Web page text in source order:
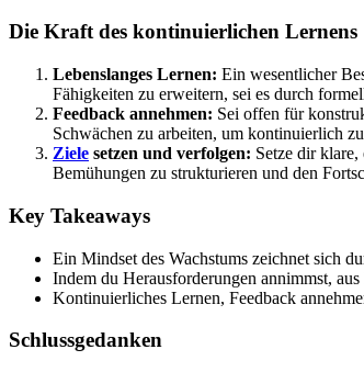
Die Kraft des kontinuierlichen Lernens
Lebenslanges Lernen: Ein wesentlicher
Fähigkeiten zu erweitern, sei es durch
Feedback annehmen: Sei offen für
Schwächen zu arbeiten, um kontinuierlich
Ziele setzen und verfolgen: Setze dir
Bemühungen zu strukturieren und den
Key Takeaways
Ein Mindset des Wachstums zeichnet sich
Indem du Herausforderungen annimmst,
Kontinuierliches Lernen, Feedback
Schlussgedanken